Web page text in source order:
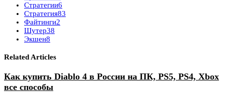
Стратегии6
Стратегия83
Файтинги2
Шутер38
Экшен8
Related Articles
Как купить Diablo 4 в России на ПК, PS5, PS4, Xbox
все способы